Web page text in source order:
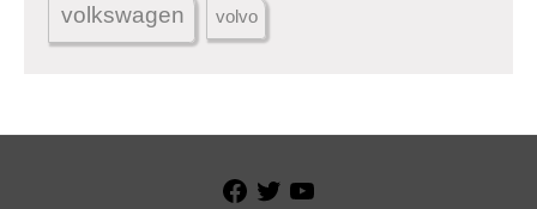
volkswagen volvo
Facebook
Twitter